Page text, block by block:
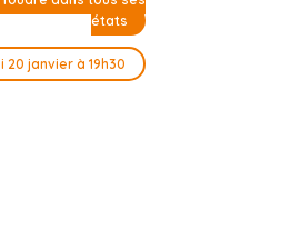
états
20 janvier à 19h30